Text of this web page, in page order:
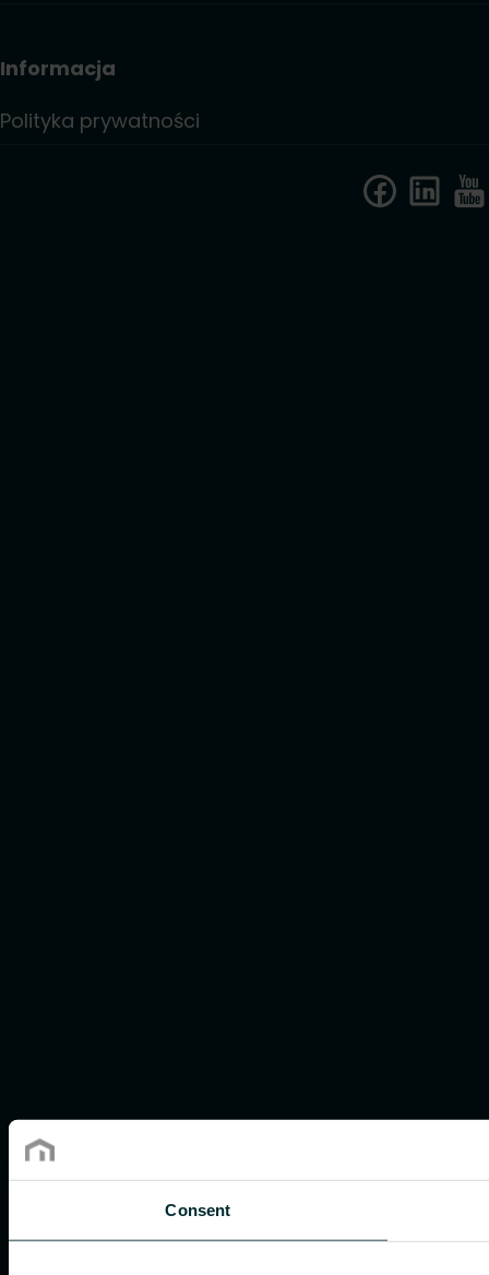
Consent
Informacja
Polityka prywatności